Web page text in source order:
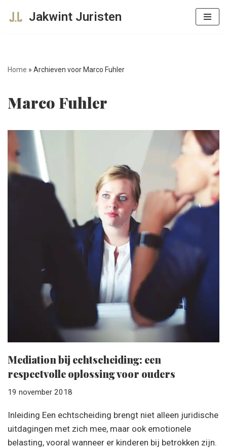
inhoud
Jakwint Juristen
Home » Archieven voor Marco Fuhler
Marco Fuhler
Mediation bij echtscheiding: een
respectvolle oplossing voor ouders
19 november 2018
Inleiding Een echtscheiding brengt niet alleen juridische
uitdagingen met zich mee, maar ook emotionele
belasting, vooral wanneer er kinderen bij betrokken zijn.